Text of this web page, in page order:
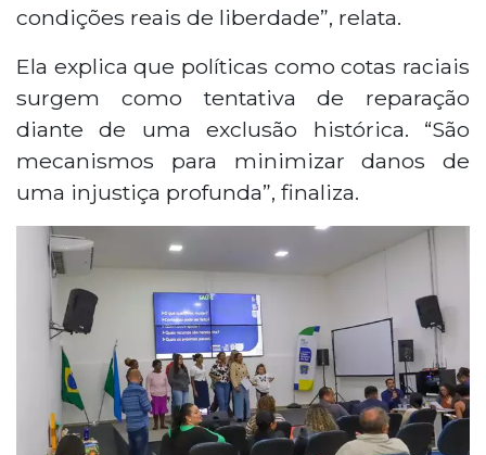
condições reais de liberdade”, relata.
Ela explica que políticas como cotas raciais
surgem como tentativa de reparação
diante de uma exclusão histórica. “São
mecanismos para minimizar danos de
uma injustiça profunda”, finaliza.